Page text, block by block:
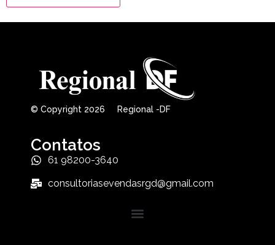
© Copyright 2026 Regional -DF
Contatos
61 98200-3640
consultoriasevendasrgd@gmail.com